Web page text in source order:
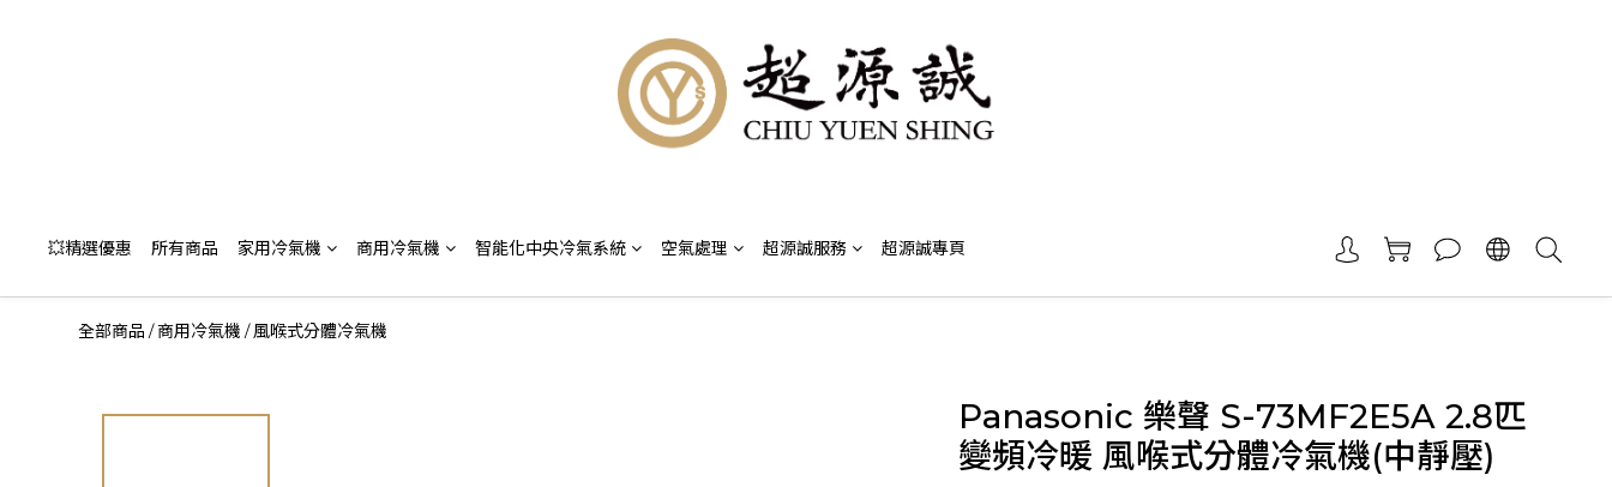
💥精選優惠 所有商品 家用冷氣機 商用冷氣機 智能化中央冷氣系統 空氣處理 超源誠服務 超源誠專頁
全部商品 /商用冷氣機 /風喉式分體冷氣機
Panasonic 樂聲 S-73MF2E5A 2.8匹
變頻冷暖 風喉式分體冷氣機(中靜壓)